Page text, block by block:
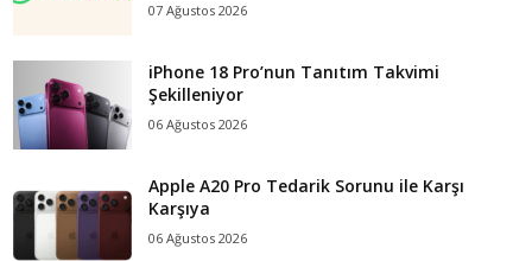
07 Ağustos 2026
iPhone 18 Pro’nun Tanıtım Takvimi
Şekilleniyor
06 Ağustos 2026
Apple A20 Pro Tedarik Sorunu ile Karşı
Karşıya
06 Ağustos 2026